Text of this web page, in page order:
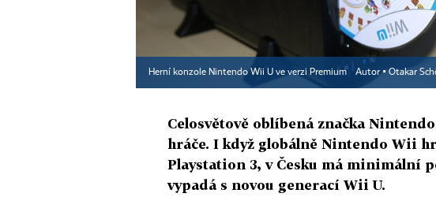
Herní konzole Nintendo Wii U ve verzi Premium Autor ▪Otakar
Celosvětově oblíbená značka
hráče. I když globálně Nintendo Wii
Playstation 3, v Česku má minimální
vypadá s novou generací Wii U.